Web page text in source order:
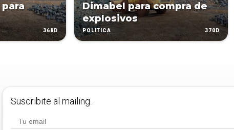
368D
Dimabel para compra de
explosivos
POLÍTICA 370D
Suscribite al mailing.